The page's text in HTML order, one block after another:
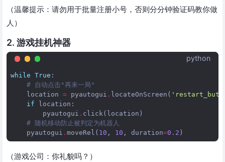
（温馨提示：请勿用于批量注册小号，否则分分钟验证码教你做
人）
2. 游戏挂机神器
python
while True :
# 自动点击"再来一局"
location = pyautogui . locateOnScreen (
if
location :
pyautogui . click( location )
# 随机移动防止被判定为机器人
pyautogui . moveRel ( 10 , 10 , duration=0.2 )
（游戏公司：你礼貌吗？）